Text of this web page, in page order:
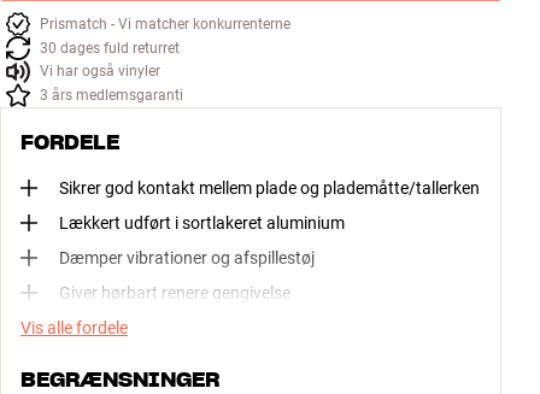
Prismatch - Vi matcher konkurrenterne
30 dages fuld returret
Vi har også vinyler
3 års medlemsgaranti
FORDELE
Sikrer god kontakt mellem plade og plademåtte/tallerken
Lækkert udført i sortlakeret aluminium
Dæmper vibrationer og afspillestøj
Giver hørbart renere gengivelse
Vis alle fordele
BEGRÆNSNINGER